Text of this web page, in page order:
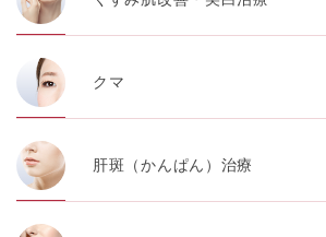
クマ
肝斑（かんぱん）治療